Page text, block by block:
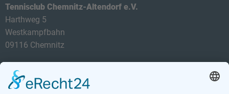
Tennisclub Chemnitz-Altendorf e.V.
Harthweg 5
Westkampfbahn
09116 Chemnitz
E-Mail: info@tca-ev.de